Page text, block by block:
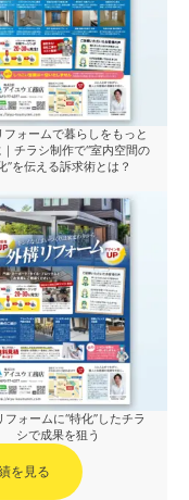
フォームで暮らしをもっと
チラシ制作で“室内空間の
”を伝える訴求術とは？
フォームに“特化”したチラ
シで成果を狙う
を見る